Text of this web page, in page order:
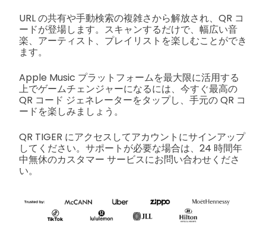
URL の共有や手動検索の複雑さから解放され、QR コ
ードが登場します。スキャンするだけで、幅広い音
楽、アーティスト、プレイリストを楽しむことができ
ます。
Apple Music プラットフォームを最大限に活用する
上でゲームチェンジャーになるには、今すぐ最高の
QR コード ジェネレーターをタップし、手元の QR コ
ードを楽しみましょう。
QR TIGER にアクセスしてアカウントにサインアップ
してください。サポートが必要な場合は、24 時間年
中無休のカスタマー サービスにお問い合わせくださ
い。